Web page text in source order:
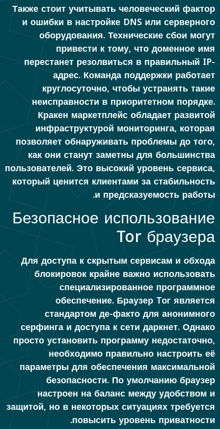
Также стоит учитывать человеческий фактор
и ошибки в настройке DNS или серверного
оборудования. Технические сбои могут
привести к тому, что доменное имя
перестанет резолвиться в правильный IP-
адрес. Команда поддержки работает
круглосуточно, чтобы устранять такие
неисправности в приоритетном порядке.
Кракен маркетплейс обладает развитой
инфраструктурой мониторинга, которая
позволяет обнаруживать проблемы до того,
как они станут заметны для большинства
пользователей. Это высокий уровень сервиса,
который ценится клиентами за стабильность
и предсказуемость работы.
Безопасное использование
Tor браузера
Для доступа к скрытым сервисам и обхода
блокировок крайне важно использовать
специализированное программное
обеспечение. Браузер Tor является
стандартом де-факто для анонимного
серфинга и доступа к сети даркнет. Однако
просто установить программу недостаточно,
необходимо правильно настроить её
параметры для обеспечения максимальной
безопасности. По умолчанию браузер
настроен на баланс между удобством и
защитой, но в некоторых ситуациях требуется
повысить уровень приватности.